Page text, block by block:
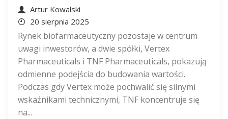
Artur Kowalski
20 sierpnia 2025
Rynek biofarmaceutyczny pozostaje w centrum
uwagi inwestorów, a dwie spółki, Vertex
Pharmaceuticals i TNF Pharmaceuticals, pokazują
odmienne podejścia do budowania wartości.
Podczas gdy Vertex może pochwalić się silnymi
wskaźnikami technicznymi, TNF koncentruje się
na...